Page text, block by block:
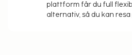
plattform får du full
alternativ, så du kan resa